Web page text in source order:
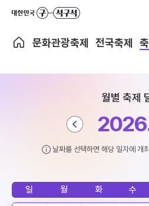
문화관광축제 전국축제
월별 축제
날짜를 선택하면 해당 일자에 개
일 월 화 수